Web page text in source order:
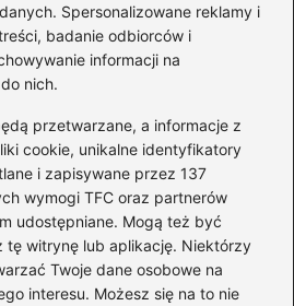
Spersonalizowane reklamy i
badanie odbiorców i
informacji na
nich.
przetwarzane, a informacje z
cookie, unikalne identyfikatory
i zapisywane przez 137
wymogi TFC oraz partnerów
udostępniane. Mogą też być
witrynę lub aplikację. Niektórzy
Twoje dane osobowe na
interesu. Możesz się na to nie
zostanie opublikowany.
oznaczone*